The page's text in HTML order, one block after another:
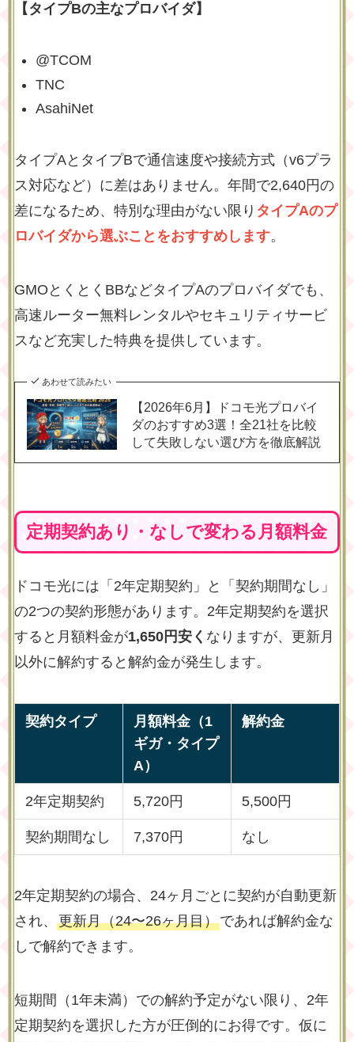
【タイプBの主なプロバイダ】
@TCOM
TNC
AsahiNet
タイプAとタイプBで通信速度や接続方式（v6プラ
ス対応など）に差はありません。年間で2,640円の
差になるため、特別な理由がない限り タイプAのプ
ロバイダから選ぶことをおすすめします。
GMOとくとくBBなどタイプAのプロバイダでも、
高速ルーター無料レンタルやセキュリティサービ
スなど充実した特典を提供しています。
あわせて読みたい
【2026年6月】ドコモ光プロバイ
ダのおすすめ3選！全21社を比較
して失敗しない選び方を徹底解説
定期契約あり・なしで変わる月額料金
ドコモ光には「2年定期契約」と「契約期間なし」
の2つの契約形態があります。2年定期契約を選択
すると月額料金が1,650円安く なりますが、更新月
以外に解約すると解約金が発生します。
契約タイプ
月額料金（1
ギガ・タイプ
A）
解約金
2年定期契約 5,720円 5,500円
契約期間なし 7,370円 なし
2年定期契約の場合、24ヶ月ごとに契約が自動更新
され、 更新月（24〜26ヶ月目）であれば解約金な
しで解約できます。
短期間（1年未満）での解約予定がない限り、2年
定期契約を選択した方が圧倒的にお得です。仮に